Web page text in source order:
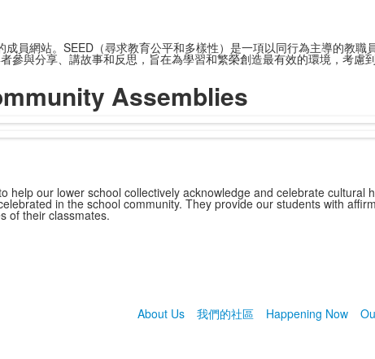
成員網站。SEED（尋求教育公平和多樣性）是一項以同行為主導的教
參與分享、講故事和反思，旨在為學習和繁榮創造最有效的環境，考
Assemblies
help our lower school collectively acknowledge and celebrate
in the school community. They provide our students with
of their classmates.
About Us 我們的社區 Happening Now